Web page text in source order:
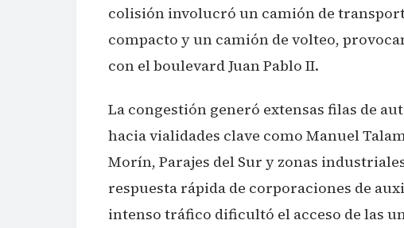
colisión involucró un camión de
compacto y un camión de volteo,
con el boulevard Juan Pablo II.
La congestión generó extensas filas de
hacia vialidades clave como Manuel
Morín, Parajes del Sur y zonas
respuesta rápida de corporaciones de
intenso tráfico dificultó el acceso de las